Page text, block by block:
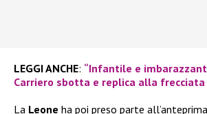
LEGGI ANCHE: “Infantile e
Carriero sbotta e replica alla frecciata
La Leone ha poi preso parte